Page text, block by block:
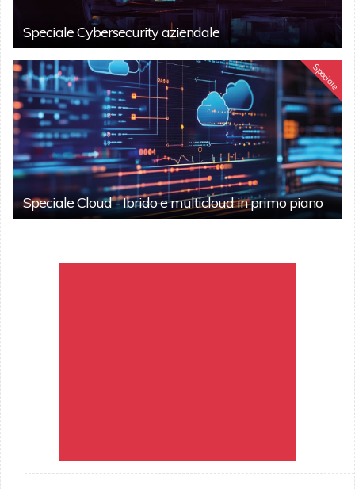
Speciale Cybersecurity aziendale
Speciale
Speciale Cloud - Ibrido e multicloud in primo piano